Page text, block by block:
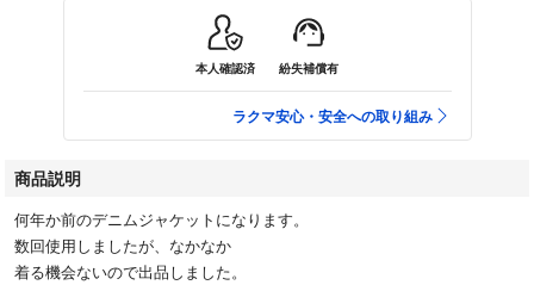
本人確認済 紛失補償有
ラクマ安心・安全への取り組み
商品説明
何年か前のデニムジャケットになります。
数回使用しましたが、なかなか
着る機会ないので出品しました。